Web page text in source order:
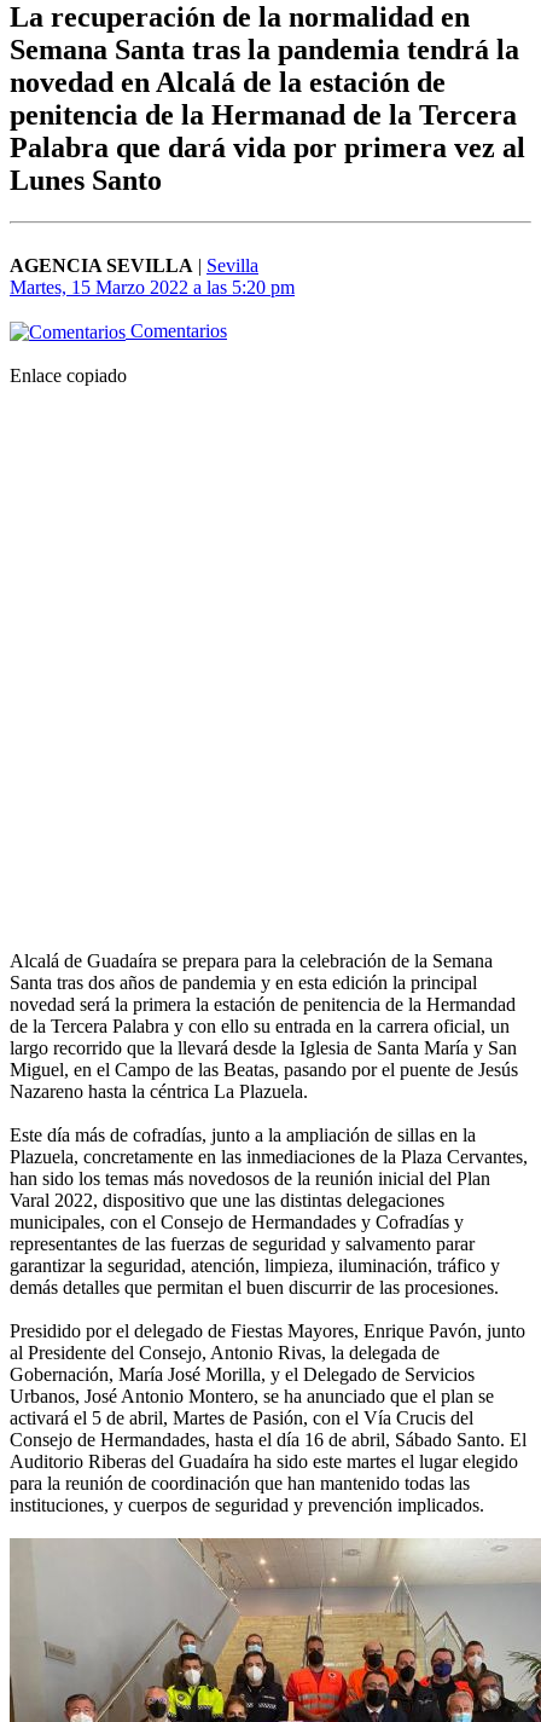
La recuperación de la normalidad en
Semana Santa tras la pandemia tendrá la
novedad en Alcalá de la estación de
penitencia de la Hermanad de la Tercera
Palabra que dará vida por primera vez al
Lunes Santo
AGENCIA SEVILLA | Sevilla
Martes, 15 Marzo 2022 a las 5:20 pm
Comentarios
Enlace copiado
Alcalá de Guadaíra se prepara para la celebración de la Semana
Santa tras dos años de pandemia y en esta edición la principal
novedad será la primera la estación de penitencia de la Hermandad
de la Tercera Palabra y con ello su entrada en la carrera oficial, un
largo recorrido que la llevará desde la Iglesia de Santa María y San
Miguel, en el Campo de las Beatas, pasando por el puente de Jesús
Nazareno hasta la céntrica La Plazuela.
Este día más de cofradías, junto a la ampliación de sillas en la
Plazuela, concretamente en las inmediaciones de la Plaza Cervantes,
han sido los temas más novedosos de la reunión inicial del Plan
Varal 2022, dispositivo que une las distintas delegaciones
municipales, con el Consejo de Hermandades y Cofradías y
representantes de las fuerzas de seguridad y salvamento parar
garantizar la seguridad, atención, limpieza, iluminación, tráfico y
demás detalles que permitan el buen discurrir de las procesiones.
Presidido por el delegado de Fiestas Mayores, Enrique Pavón, junto
al Presidente del Consejo, Antonio Rivas, la delegada de
Gobernación, María José Morilla, y el Delegado de Servicios
Urbanos, José Antonio Montero, se ha anunciado que el plan se
activará el 5 de abril, Martes de Pasión, con el Vía Crucis del
Consejo de Hermandades, hasta el día 16 de abril, Sábado Santo. El
Auditorio Riberas del Guadaíra ha sido este martes el lugar elegido
para la reunión de coordinación que han mantenido todas las
instituciones, y cuerpos de seguridad y prevención implicados.